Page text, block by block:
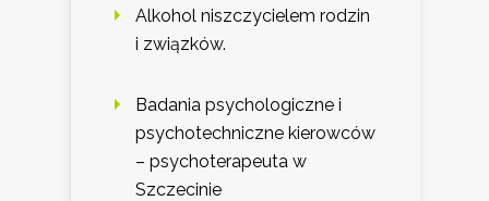
Alkohol niszczycielem rodzin
i związków.
Badania psychologiczne i
psychotechniczne kierowców
– psychoterapeuta w
Szczecinie